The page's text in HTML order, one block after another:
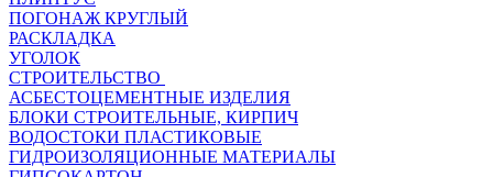
ПОГОНАЖ КРУГЛЫЙ
РАСКЛАДКА
УГОЛОК
СТРОИТЕЛЬСТВО
АСБЕСТОЦЕМЕНТНЫЕ ИЗДЕЛИЯ
БЛОКИ СТРОИТЕЛЬНЫЕ, КИРПИЧ
ВОДОСТОКИ ПЛАСТИКОВЫЕ
ГИДРОИЗОЛЯЦИОННЫЕ МАТЕРИАЛЫ